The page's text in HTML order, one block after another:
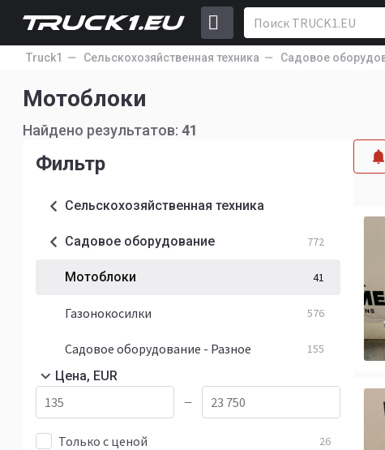
Truck1 Сельскохозяйственная техника Садовое
Мотоблоки
Найдено результатов: 41
Фильтр
Сельскохозяйственная техника
Садовое оборудование 772
Мотоблоки 41
Газонокосилки 576
Садовое оборудование - Разное 155
Цена, EUR
—
Только с ценой 26